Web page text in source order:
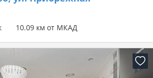
10.09 км от МКАД